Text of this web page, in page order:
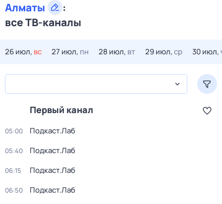
Алматы
:
все ТВ-каналы
26 июл, вс 27 июл, пн 28 июл, вт 29 июл,ср 30 июл,
Первый канал
05:00 Подкаст.Лаб
05:40 Подкаст.Лаб
06:15 Подкаст.Лаб
06:50 Подкаст.Лаб